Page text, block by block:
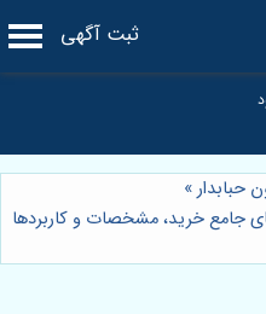
ثبت آگهی
حبابدار»
جامع خرید، مشخصات و کاربردها